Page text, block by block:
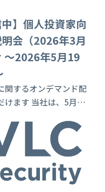
中】個人投資家向
会（2026年3月
～2026年5月19
関するオンデマンド配
けます 当社は、5月19
）」を開催いたしま
のとおりです。 日時
～13時 ※終了時刻は
前後する可能性がござ
からご視聴いただけ